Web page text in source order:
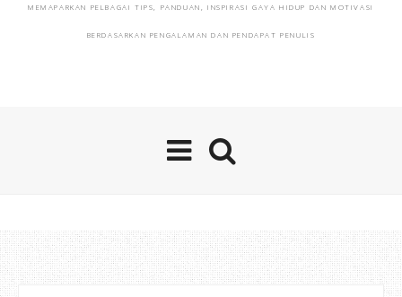
MEMAPARKAN PELBAGAI TIPS, PANDUAN, INSPIRASI GAYA HIDUP DAN MOTIVASI
BERDASARKAN PENGALAMAN DAN PENDAPAT PENULIS